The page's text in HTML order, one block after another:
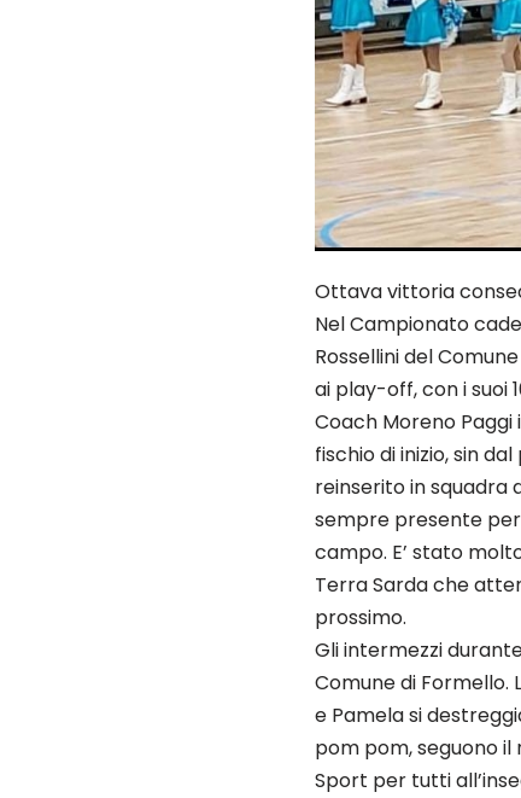
Ottava vittoria
Nel Campionato
Rossellini del
ai play-off, con i suoi
Coach Moreno Paggi
fischio di inizio, sin
reinserito in squadra
sempre presente
campo. E’ stato
Terra Sarda che
prossimo.
Gli intermezzi
Comune di Formello.
e Pamela si
pom pom, seguono
Sport per tutti